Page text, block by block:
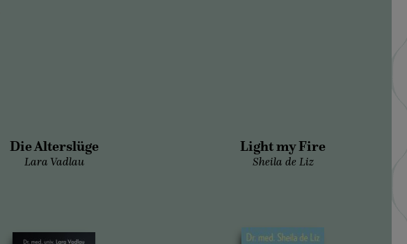
Die Alterslüge
Lara Vadlau
Light my Fire
Sheila de Liz